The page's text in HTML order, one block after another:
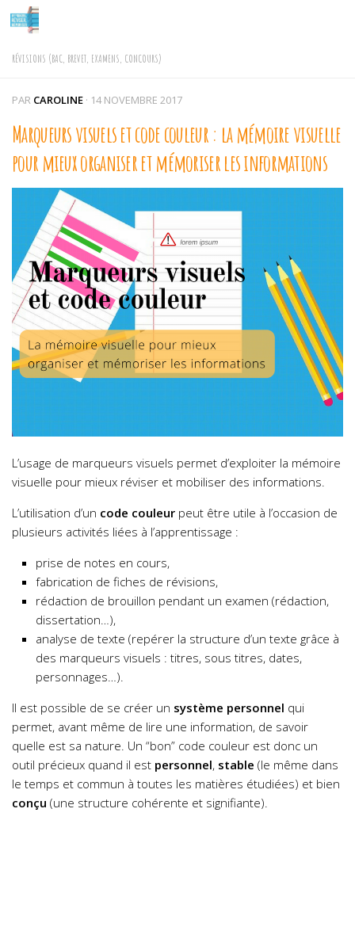
Skip to content
RÉVISIONS (BAC, BREVET, EXAMENS, CONCOURS)
PAR CAROLINE · 14 NOVEMBRE 2017
Marqueurs visuels et code couleur : la mémoire visuelle
pour mieux organiser et mémoriser les informations
L’usage de marqueurs visuels permet d’exploiter la mémoire
visuelle pour mieux réviser et mobiliser des informations.
L’utilisation d’un code couleur peut être utile à l’occasion de
plusieurs activités liées à l’apprentissage :
prise de notes en cours,
fabrication de fiches de révisions,
rédaction de brouillon pendant un examen (rédaction,
dissertation…),
analyse de texte (repérer la structure d’un texte grâce à
des marqueurs visuels : titres, sous titres, dates,
personnages…).
ll est possible de se créer un système personnel qui
permet, avant même de lire une information, de savoir
quelle est sa nature. Un “bon” code couleur est donc un
outil précieux quand il est personnel, stable (le même dans
le temps et commun à toutes les matières étudiées) et bien
conçu (une structure cohérente et signifiante).